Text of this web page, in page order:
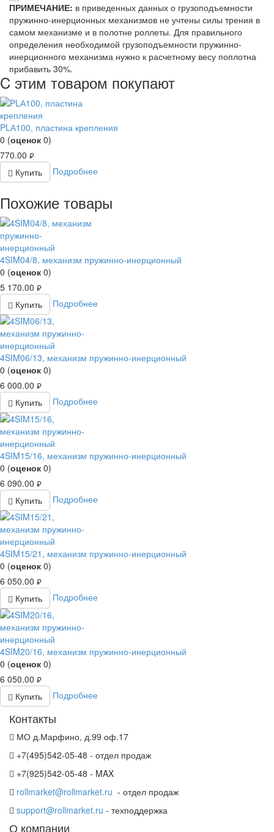
ПРИМЕЧАНИЕ: в приведенных данных о грузоподъемности
пружинно-инерционных механизмов не учтены силы трения в
самом механизме и в полотне роллеты. Для правильного
определения необходимой грузоподъемности пружинно-
инерционного механизма нужно к расчетному весу поплотна
прибавить 30%.
C этим товаром покупают
PLА100, пластина крепления
0 (оценок 0)
770.00 руб.
Купить Подробнее
Похожие товары
4SIM04/8, механизм пружинно-инерционный
0 (оценок 0)
5 170.00 руб.
Купить Подробнее
4SIM06/13, механизм пружинно-инерционный
0 (оценок 0)
6 000.00 руб.
Купить Подробнее
4SIM15/16, механизм пружинно-инерционный
0 (оценок 0)
6 090.00 руб.
Купить Подробнее
4SIM15/21, механизм пружинно-инерционный
0 (оценок 0)
6 050.00 руб.
Купить Подробнее
4SIM20/16, механизм пружинно-инерционный
0 (оценок 0)
6 050.00 руб.
Купить Подробнее
Контакты
МО д.Марфино, д.99 оф.17
+7(495)542-05-48 - отдел продаж
+7(925)542-05-48 - MAX
rollmarket@rollmarket.ru - отдел продаж
support@rollmarket.ru - техподдержка
О компании